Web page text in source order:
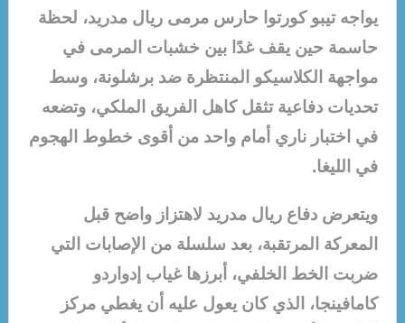
يواجه تيبو كورتوا حارس مرمى ريال مدريد، لحظة
حاسمة حين يقف غدًا بين خشبات المرمى في
مواجهة الكلاسيكو المنتظرة ضد برشلونة، وسط
تحديات دفاعية تثقل كاهل الفريق الملكي، وتضعه
في اختبار ناري أمام واحد من أقوى خطوط الهجوم
في الليغا.
ويتعرض دفاع ريال مدريد لاهتزاز واضح قبل
المعركة المرتقبة، بعد سلسلة من الإصابات التي
ضربت الخط الخلفي، أبرزها غياب إدواردو
كامافينجا، الذي كان يعول عليه أن يغطي مركز